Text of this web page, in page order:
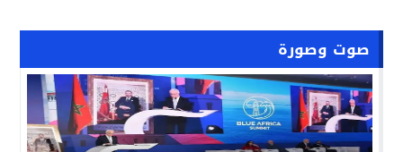
صوت وصورة